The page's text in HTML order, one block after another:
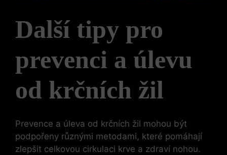
Další tipy pro
prevenci a úlevu
od krčních žil
Prevence a úleva od krčních žil mohou být
podpořeny různými metodami, které pomáhají
zlepšit celkovou cirkulaci krve a zdraví nohou.